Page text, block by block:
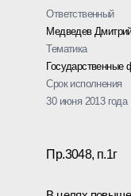
Ответственный
Медведев
Тематика
Государственные
Срок исполнения
30 июня 2013 года
Пр.3048, п.1г